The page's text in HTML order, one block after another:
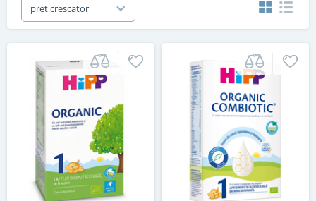
pret crescator